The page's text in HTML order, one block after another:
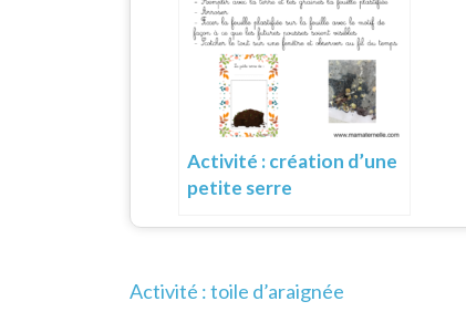
Activité : création d’une
petite serre
Navigation
Activité : toile d’araignée